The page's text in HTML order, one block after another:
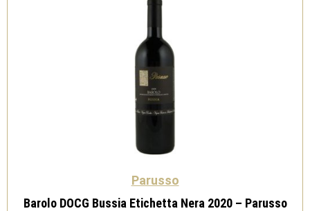
Parusso
Barolo DOCG Bussia Etichetta Nera 2020 – Parusso